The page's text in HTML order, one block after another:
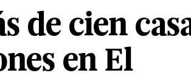
de cien
en El